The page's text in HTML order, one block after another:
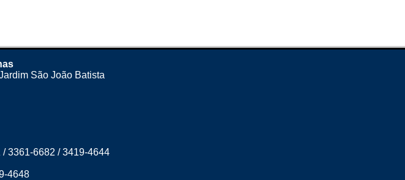
São João Batista
/3361-6682 /3419-4644
4648